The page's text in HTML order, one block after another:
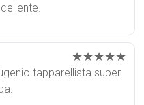
★★★★★
tapparellista super